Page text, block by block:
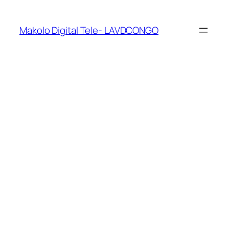
Makolo Digital Tele- LAVDCONGO